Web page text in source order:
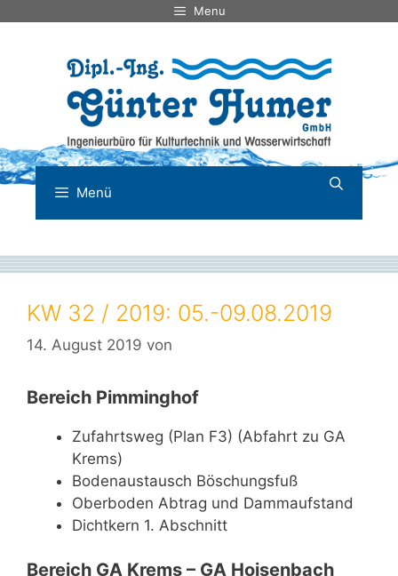
Menu
Menü
KW 32 / 2019: 05.-09.08.2019
14. August 2019 von
Bereich Pimminghof
Zufahrtsweg (Plan F3) (Abfahrt zu GA
Krems)
Bodenaustausch Böschungsfuß
Oberboden Abtrag und Dammaufstand
Dichtkern 1. Abschnitt
Bereich GA Krems – GA Hoisenbach